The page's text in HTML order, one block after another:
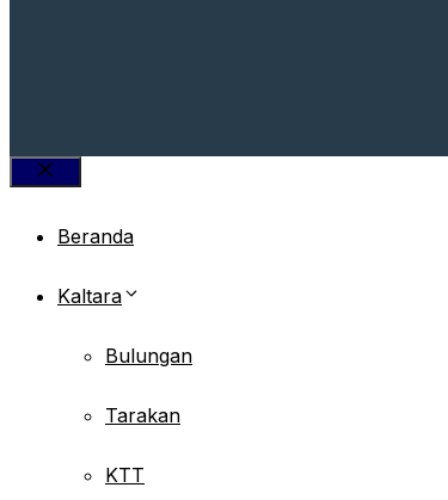
Close
Beranda
Kaltara
Bulungan
Tarakan
KTT